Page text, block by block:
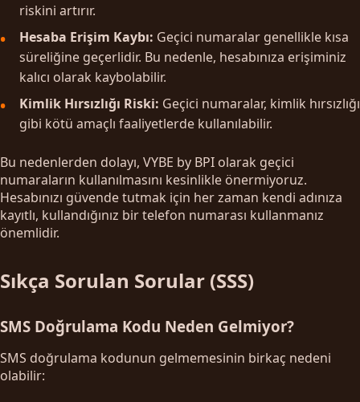
riskini artırır.
Hesaba Erişim Kaybı: Geçici numaralar genellikle kısa
süreliğine geçerlidir. Bu nedenle, hesabınıza erişiminiz
kalıcı olarak kaybolabilir.
Kimlik Hırsızlığı Riski: Geçici numaralar, kimlik hırsızlığı
gibi kötü amaçlı faaliyetlerde kullanılabilir.
Bu nedenlerden dolayı, VYBE by BPI olarak geçici
numaraların kullanılmasını kesinlikle önermiyoruz.
Hesabınızı güvende tutmak için her zaman kendi adınıza
kayıtlı, kullandığınız bir telefon numarası kullanmanız
önemlidir.
Sıkça Sorulan Sorular (SSS)
SMS Doğrulama Kodu Neden Gelmiyor?
SMS doğrulama kodunun gelmemesinin birkaç nedeni
olabilir: